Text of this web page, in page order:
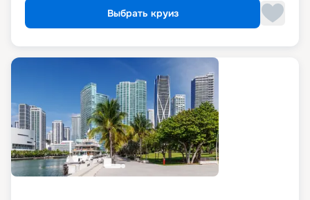
Выбрать круиз